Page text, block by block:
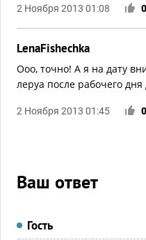
2 Ноября 2013 01:08 0
LenaFishechka
Ооо, точно! А я на дату
леруа после рабочего
2 Ноября 2013 01:45 0
Ваш ответ
Гость